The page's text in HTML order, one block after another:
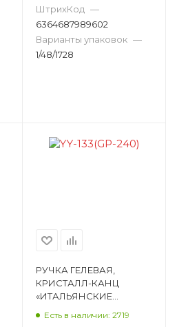
ПУЛЕВИДНЫ YC-960
ШтрихКод —
6364687989602
Варианты упаковок —
1/48/1728
РУЧКА ГЕЛЕВАЯ,
КРИСТАЛЛ-КАНЦ
«ИТАЛЬЯНСКИЕ
Есть в наличии: 2719